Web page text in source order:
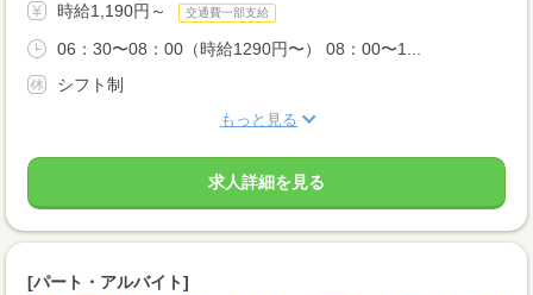
時給1,190円～ 交通費一部支給
06：30〜08：00（時給1290円〜） 08：00〜1...
シフト制
もっと見る
求人詳細を見る
[パート・アルバイト]